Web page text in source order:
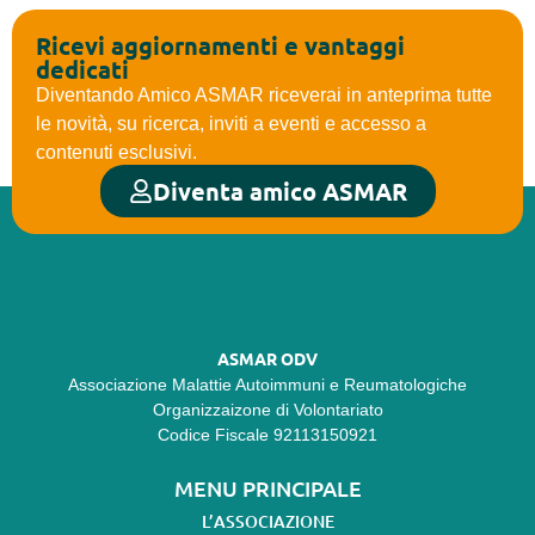
Ricevi aggiornamenti e vantaggi
dedicati
Diventando Amico ASMAR riceverai in anteprima tutte
le novità, su ricerca, inviti a eventi e accesso a
contenuti esclusivi.
Diventa amico ASMAR
ASMAR ODV
Associazione Malattie Autoimmuni e Reumatologiche
Organizzaizone di Volontariato
Codice Fiscale 92113150921
MENU PRINCIPALE
L’ASSOCIAZIONE